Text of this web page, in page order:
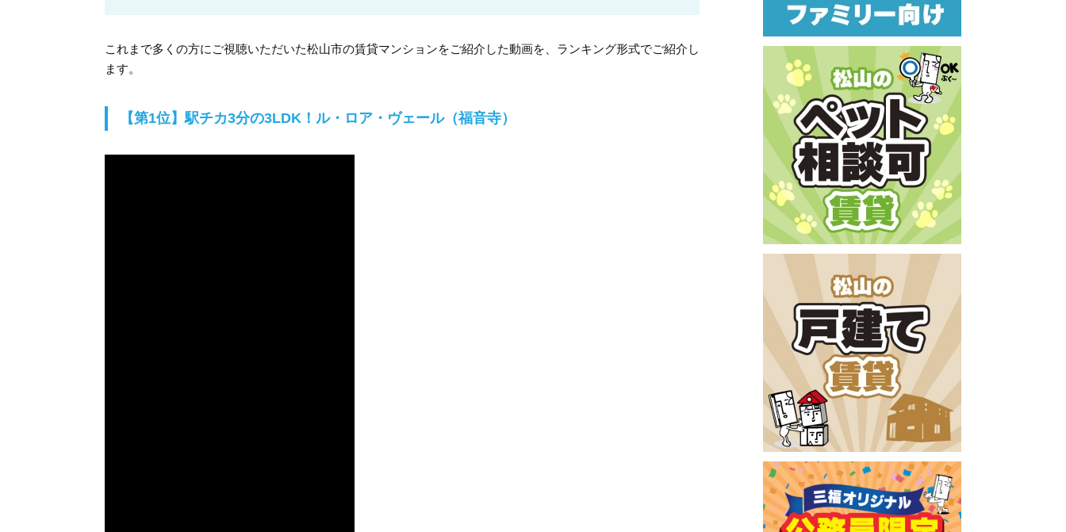
これまで多くの方にご視聴いただいた松山市の賃貸マンションをご紹介した動画を、ランキング形式でご紹介し
ます。
【第1位】駅チカ3分の3LDK！ル・ロア・ヴェール（福音寺）